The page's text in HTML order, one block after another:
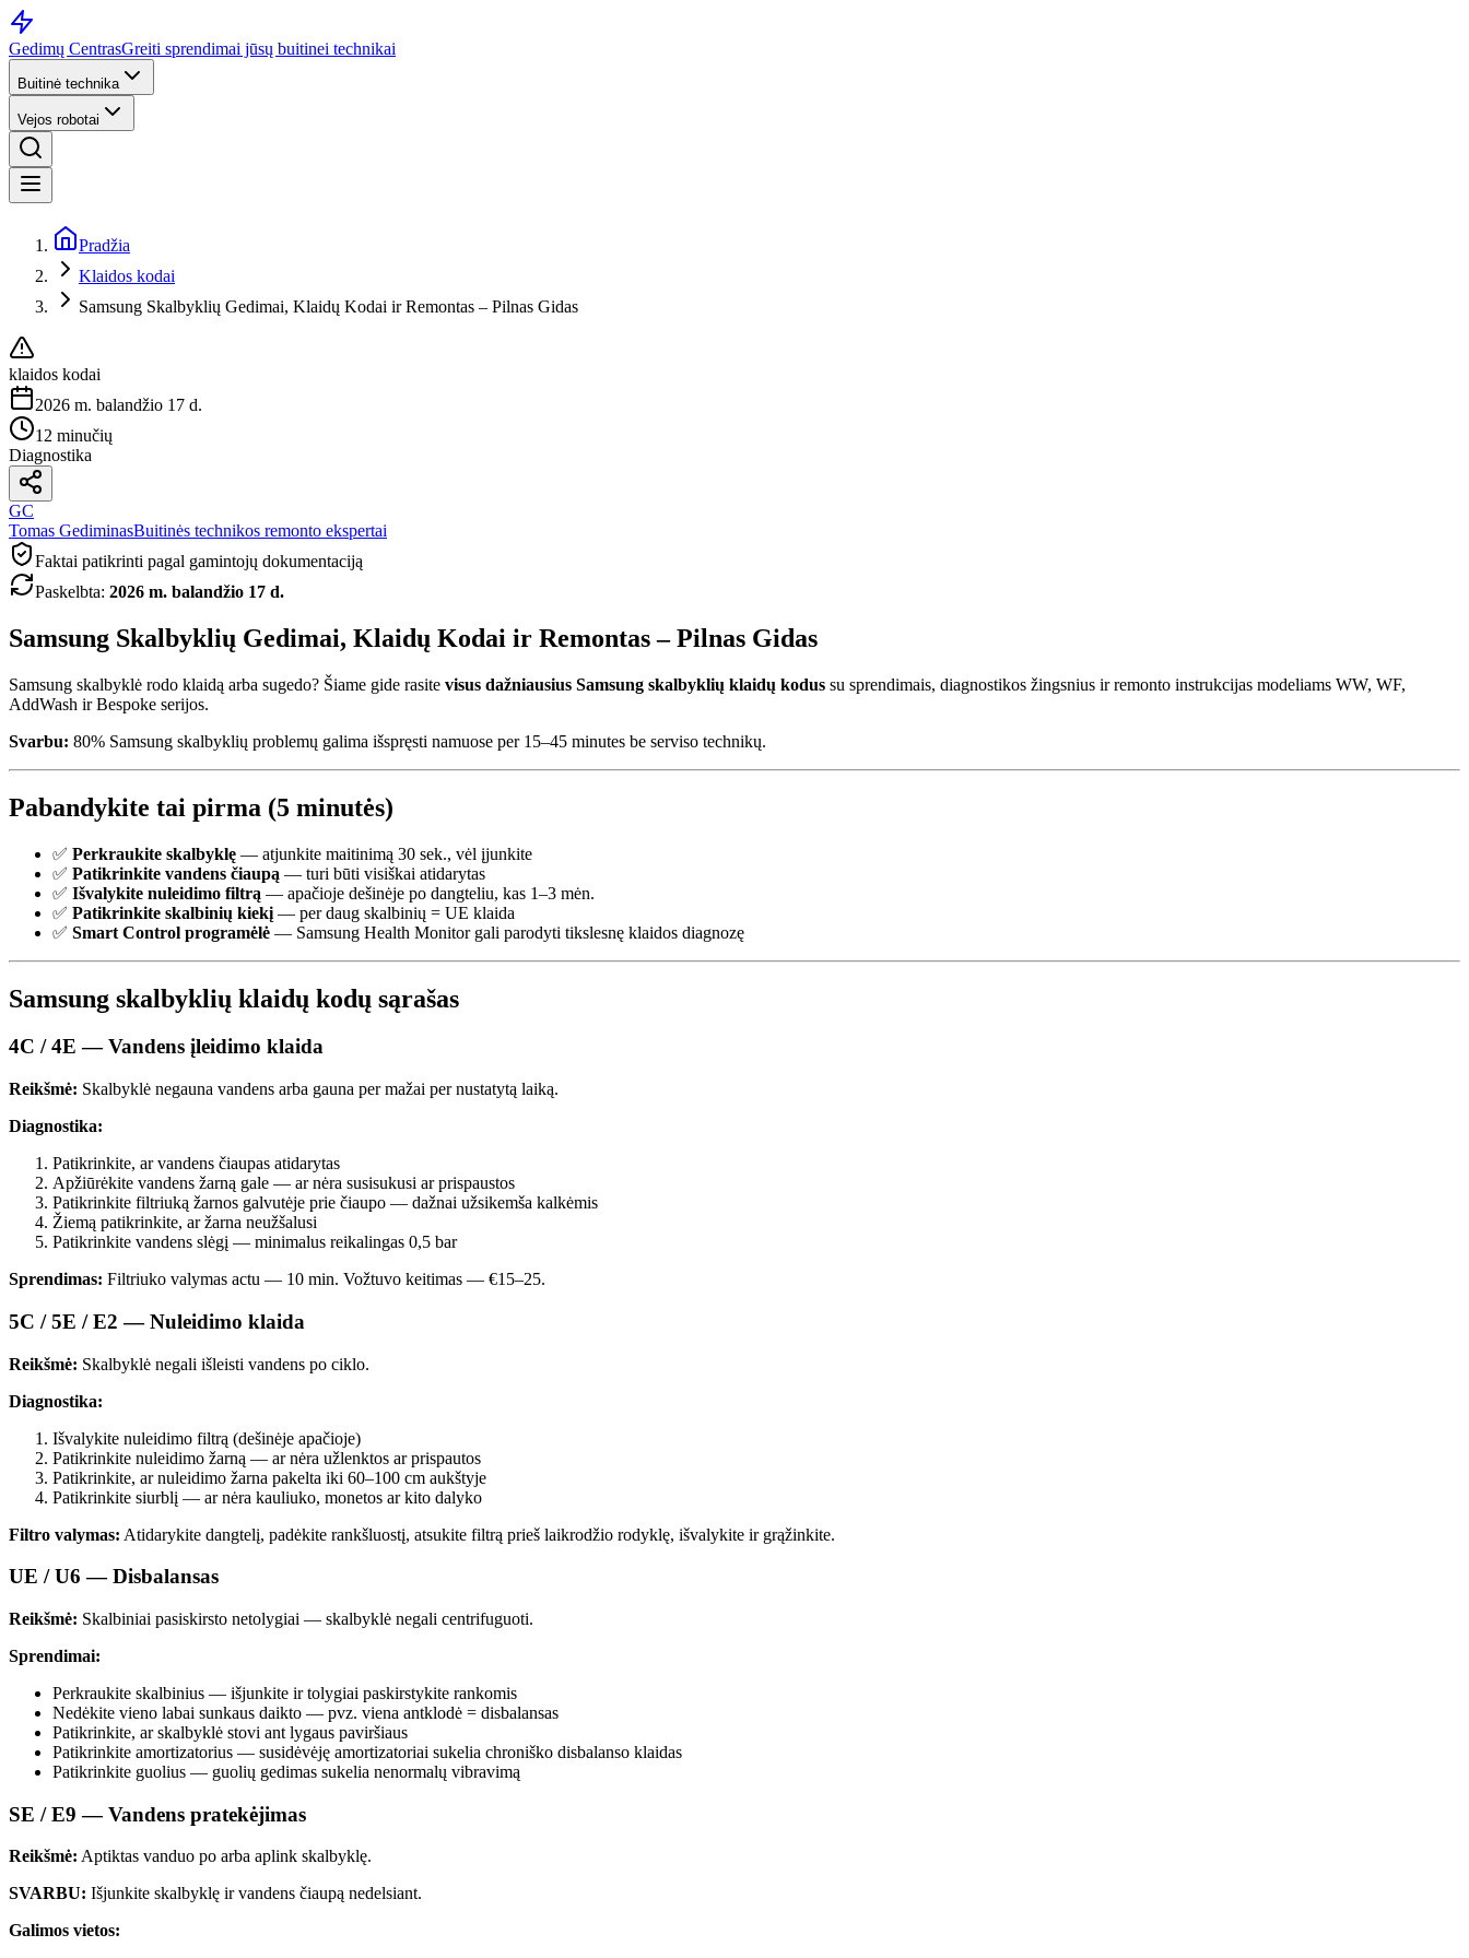
Gedimų CentrasGreiti sprendimai jūsų buitinei technikai
Buitinė technika
Vejos robotai
Pradžia
Klaidos kodai
Samsung Skalbyklių Gedimai, Klaidų Kodai ir Remontas – Pilnas Gidas
klaidos kodai
2026 m. balandžio 17 d.
12 minučių
Diagnostika
GC
Tomas GediminasBuitinės technikos remonto ekspertai
Faktai patikrinti pagal gamintojų dokumentaciją
Paskelbta: 2026 m. balandžio 17 d.
Samsung Skalbyklių Gedimai, Klaidų Kodai ir Remontas – Pilnas Gidas
Samsung skalbyklė rodo klaidą arba sugedo? Šiame gide rasite visus dažniausius Samsung skalbyklių klaidų kodus su sprendimais, diagnostikos žingsnius ir remonto instrukcijas modeliams WW, WF,
AddWash ir Bespoke serijos.
Svarbu: 80% Samsung skalbyklių problemų galima išspręsti namuose per 15–45 minutes be serviso technikų.
Pabandykite tai pirma (5 minutės)
✅ Perkraukite skalbyklę — atjunkite maitinimą 30 sek., vėl įjunkite
✅ Patikrinkite vandens čiaupą — turi būti visiškai atidarytas
✅ Išvalykite nuleidimo filtrą — apačioje dešinėje po dangteliu, kas 1–3 mėn.
✅ Patikrinkite skalbinių kiekį — per daug skalbinių = UE klaida
✅ Smart Control programėlė — Samsung Health Monitor gali parodyti tikslesnę klaidos diagnozę
Samsung skalbyklių klaidų kodų sąrašas
4C / 4E — Vandens įleidimo klaida
Reikšmė: Skalbyklė negauna vandens arba gauna per mažai per nustatytą laiką.
Diagnostika:
Patikrinkite, ar vandens čiaupas atidarytas
Apžiūrėkite vandens žarną gale — ar nėra susisukusi ar prispaustos
Patikrinkite filtriuką žarnos galvutėje prie čiaupo — dažnai užsikemša kalkėmis
Žiemą patikrinkite, ar žarna neužšalusi
Patikrinkite vandens slėgį — minimalus reikalingas 0,5 bar
Sprendimas: Filtriuko valymas actu — 10 min. Vožtuvo keitimas — €15–25.
5C / 5E / E2 — Nuleidimo klaida
Reikšmė: Skalbyklė negali išleisti vandens po ciklo.
Diagnostika:
Išvalykite nuleidimo filtrą (dešinėje apačioje)
Patikrinkite nuleidimo žarną — ar nėra užlenktos ar prispautos
Patikrinkite, ar nuleidimo žarna pakelta iki 60–100 cm aukštyje
Patikrinkite siurblį — ar nėra kauliuko, monetos ar kito dalyko
Filtro valymas: Atidarykite dangtelį, padėkite rankšluostį, atsukite filtrą prieš laikrodžio rodyklę, išvalykite ir grąžinkite.
UE / U6 — Disbalansas
Reikšmė: Skalbiniai pasiskirsto netolygiai — skalbyklė negali centrifuguoti.
Sprendimai:
Perkraukite skalbinius — išjunkite ir tolygiai paskirstykite rankomis
Nedėkite vieno labai sunkaus daikto — pvz. viena antklodė = disbalansas
Patikrinkite, ar skalbyklė stovi ant lygaus paviršiaus
Patikrinkite amortizatorius — susidėvėję amortizatoriai sukelia chroniško disbalanso klaidas
Patikrinkite guolius — guolių gedimas sukelia nenormalų vibravimą
SE / E9 — Vandens pratekėjimas
Reikšmė: Aptiktas vanduo po arba aplink skalbyklę.
SVARBU: Išjunkite skalbyklę ir vandens čiaupą nedelsiant.
Galimos vietos: